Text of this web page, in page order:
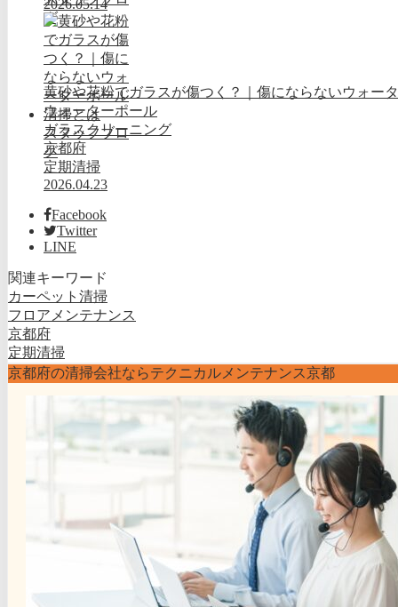
グ
2026.05.14
スタッフブロ
グ
黄砂や花粉でガラスが傷つく？｜傷にならないウォー
ウォーターポール
ガラスクリーニング
京都府
定期清掃
2026.04.23
Facebook
Twitter
LINE
関連キーワード
カーペット清掃
フロアメンテナンス
京都府
定期清掃
京都府の清掃会社ならテクニカルメンテナンス京都